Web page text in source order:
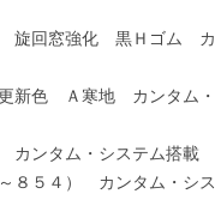
旋回窓強化 黒Ｈゴム カ
新色 Ａ寒地 カンタム・
ンタム・システム搭載
８５４） カンタム・シス